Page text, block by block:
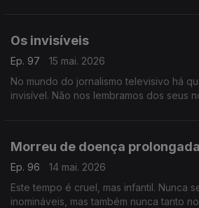
Os invisíveis
Ep. 97
15 mai. 2026
No mundo do jornalismo televisivo há
invisível. Não nos lembramos dos seus
Morreu de doença prolongada
Ep. 96
14 mai. 2026
Este tempo é cruel, mas infantil. Nunca
inomináveis, mas também nunca tanto